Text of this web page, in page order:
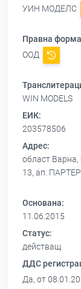
УИН МОДЕЛС
Правна
ООД
WIN MODELS
ЕИК:
203578506
Адрес:
област
13, ап. ПАРТЕР
Основана:
11.06.2015
Статус:
действащ
ДДС
Да, от